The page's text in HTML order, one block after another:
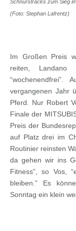
Schnurstracks zum Sieg
(Foto: Stephan Lafrentz)
Im Großen Preis
reiten,
vergangenen Jahr
Pferd. Nur Robert
Finale der
Preis der
auf Platz drei im
Routinier reinsten
da gehen wir ins
Fitness”, so Vos,
bleiben.” Es
Sonntag ein klein